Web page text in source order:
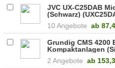
JVC UX-C25DAB
(Schwarz)
10 Angebote ab
Grundig CMS 4200
Kompaktanlagen
2 Angebote ab